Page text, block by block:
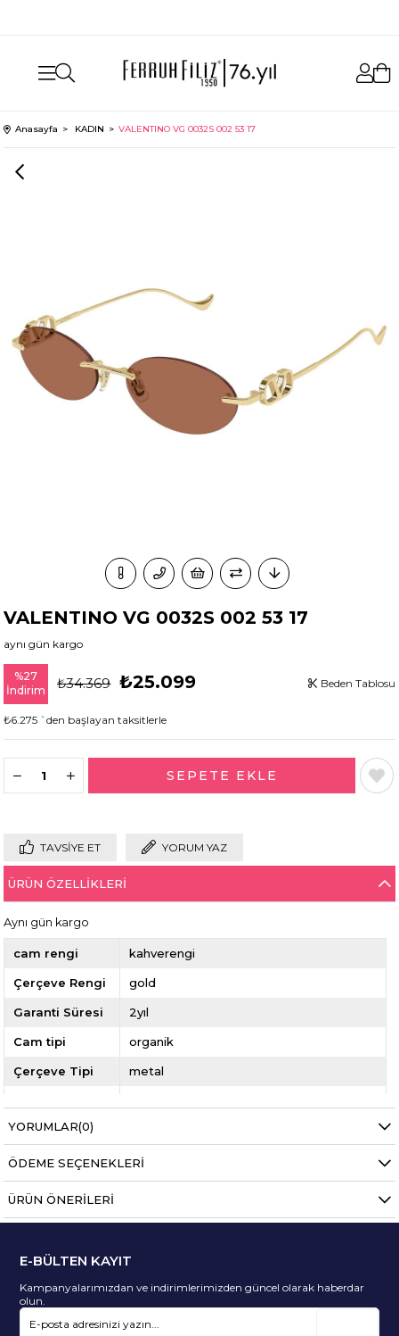
Anasayfa KADIN VALENTINO VG 0032S 002 53 17
VALENTINO VG 0032S 002 53 17
aynı gün kargo
%27
İndirim
₺34.369 ₺25.099
₺6.275 `den başlayan taksitlerle
Beden Tablosu
TAVSIYE ET YORUM YAZ
ÜRÜN ÖZELLIKLERI
Aynı gün kargo
cam rengi kahverengi
Çerçeve Rengi gold
Garanti Süresi 2yıl
Cam tipi organik
Çerçeve Tipi metal
burun aralığı
ekartman 53mm
YORUMLAR(0)
ÖDEME SEÇENEKLERI
ÜRÜN ÖNERILERI
E-BÜLTEN KAYIT
Kampanyalarımızdan ve indirimlerimizden güncel olarak haberdar
olun.